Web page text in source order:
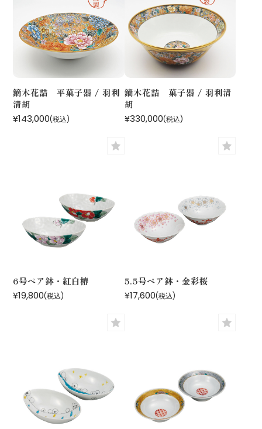
鏑木花詰 平菓子器 / 羽利
清胡
¥143,000(税込)
鏑木花詰 菓子器 / 羽利清
胡
¥330,000(税込)
6号ペア鉢・紅白椿
¥19,800(税込)
5.5号ペア鉢・金彩桜
¥17,600(税込)